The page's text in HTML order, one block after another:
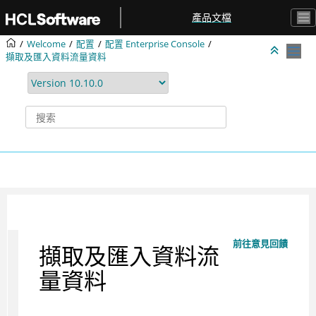
產品文檔
Welcome 配置
配置 Enterprise Console
擷取及匯入資料流量資料
前往意見回饋
擷取及匯入資料流
量資料